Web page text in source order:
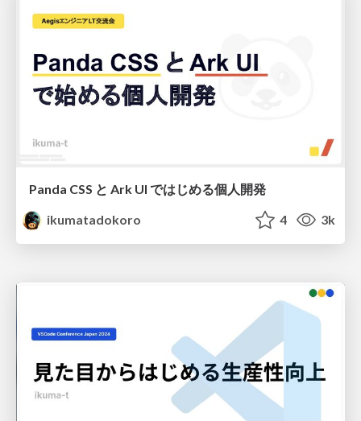
Panda CSS と Ark UI ではじめる個人開発
ikumatadokoro
4 3k